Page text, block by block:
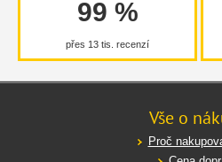
99 %
přes 13 tis. recenzí
Vše o
Proč